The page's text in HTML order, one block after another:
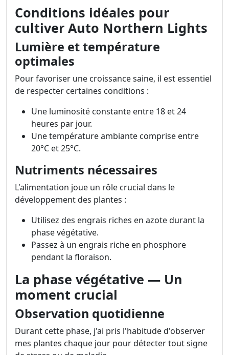
Conditions idéales pour
cultiver Auto Northern Lights
Lumière et température
optimales
Pour favoriser une croissance saine, il est essentiel
de respecter certaines conditions :
Une luminosité constante entre 18 et 24
heures par jour.
Une température ambiante comprise entre
20°C et 25°C.
Nutriments nécessaires
L'alimentation joue un rôle crucial dans le
développement des plantes :
Utilisez des engrais riches en azote durant la
phase végétative.
Passez à un engrais riche en phosphore
pendant la floraison.
La phase végétative — Un
moment crucial
Observation quotidienne
Durant cette phase, j'ai pris l'habitude d'observer
mes plantes chaque jour pour détecter tout signe